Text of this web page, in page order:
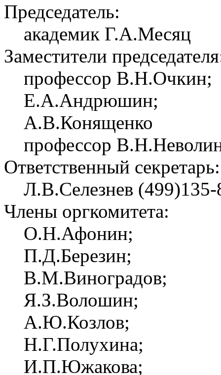
Председатель:
академик Г.А.Месяц
Заместители
профессор В.Н.Очкин;
Е.А.Андрюшин;
А.В.Конященко
профессор
Ответственный секретарь:
Л.В.Селезнев
Члены оргкомитета:
О.Н.Афонин;
П.Д.Березин;
В.М.Виноградов;
Я.З.Волошин;
А.Ю.Козлов;
Н.Г.Полухина;
И.П.Южакова;